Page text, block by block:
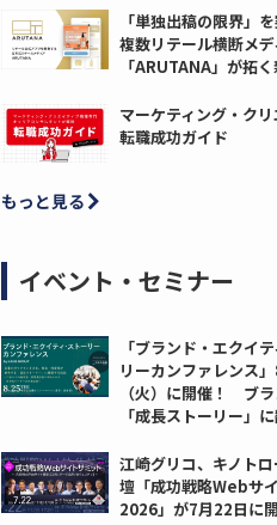
「単独出稿の限界」を
複数リテール横断メ
「ARUTANA」が拓
マーケティング・ク
転職成功ガイド
もっと見る
イベント・セミナー
「ブランド・エクイ
リーカンファレンス
（火）に開催！ ブ
「成長ストーリー」
江崎グリコ、キノト
壇「成功戦略Webサ
2026」が7月22日に